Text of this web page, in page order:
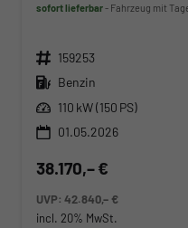
sofort lieferbar Fahrzeug mit
Fahrzeugnr. 159253
Kraftstoff Benzin
Leistung 110 kW (150 PS)
01.05.2026
38.170,– €
UVP:42.840,– €
incl. 20% MwSt.